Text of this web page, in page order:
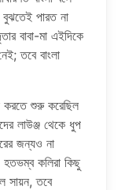
পারত না
বাবা-মা এইদিকে
তবে বাংলা
করতে শুরু করেছিল
লাউঞ্জ থেকে ধুপ
জন্যও না
কলিরা কিছু
সায়ন, তবে